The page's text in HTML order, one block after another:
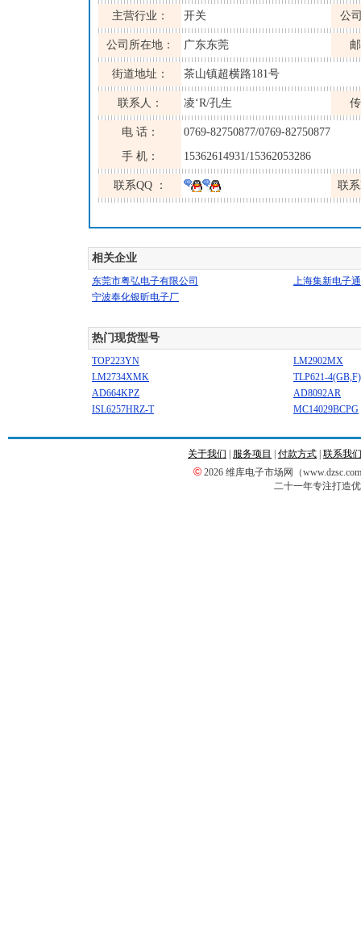
主营行业： 开关 公
公司所在地： 广东东莞
街道地址： 茶山镇超横路181号
联系人： 凌‘R/孔生
电 话：
0769-82750877/0769-82750877
手 机：
15362614931/15362053286
联系QQ ： 联
相关企业
东莞市粤弘电子有限公司
上海集新电子
宁波奉化银昕电子厂
热门现货型号
TOP223YN
LM2902MX
LM2734XMK
TLP621-4(GB,F)
AD664KPZ
AD8092AR
ISL6257HRZ-T
MC14029BCPG
关于我们 服务项目 付款方式 联系我们
© 2026 维库电子市场网（
二十一年专注打造